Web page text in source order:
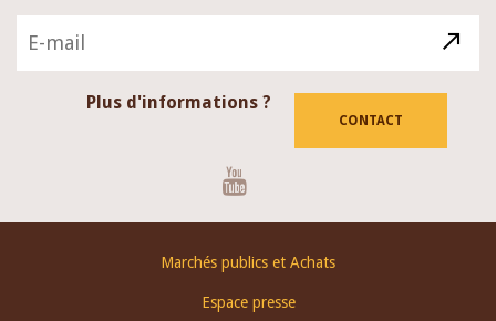
Plus d'informations ?
CONTACT
Marchés publics et Achats
Espace presse